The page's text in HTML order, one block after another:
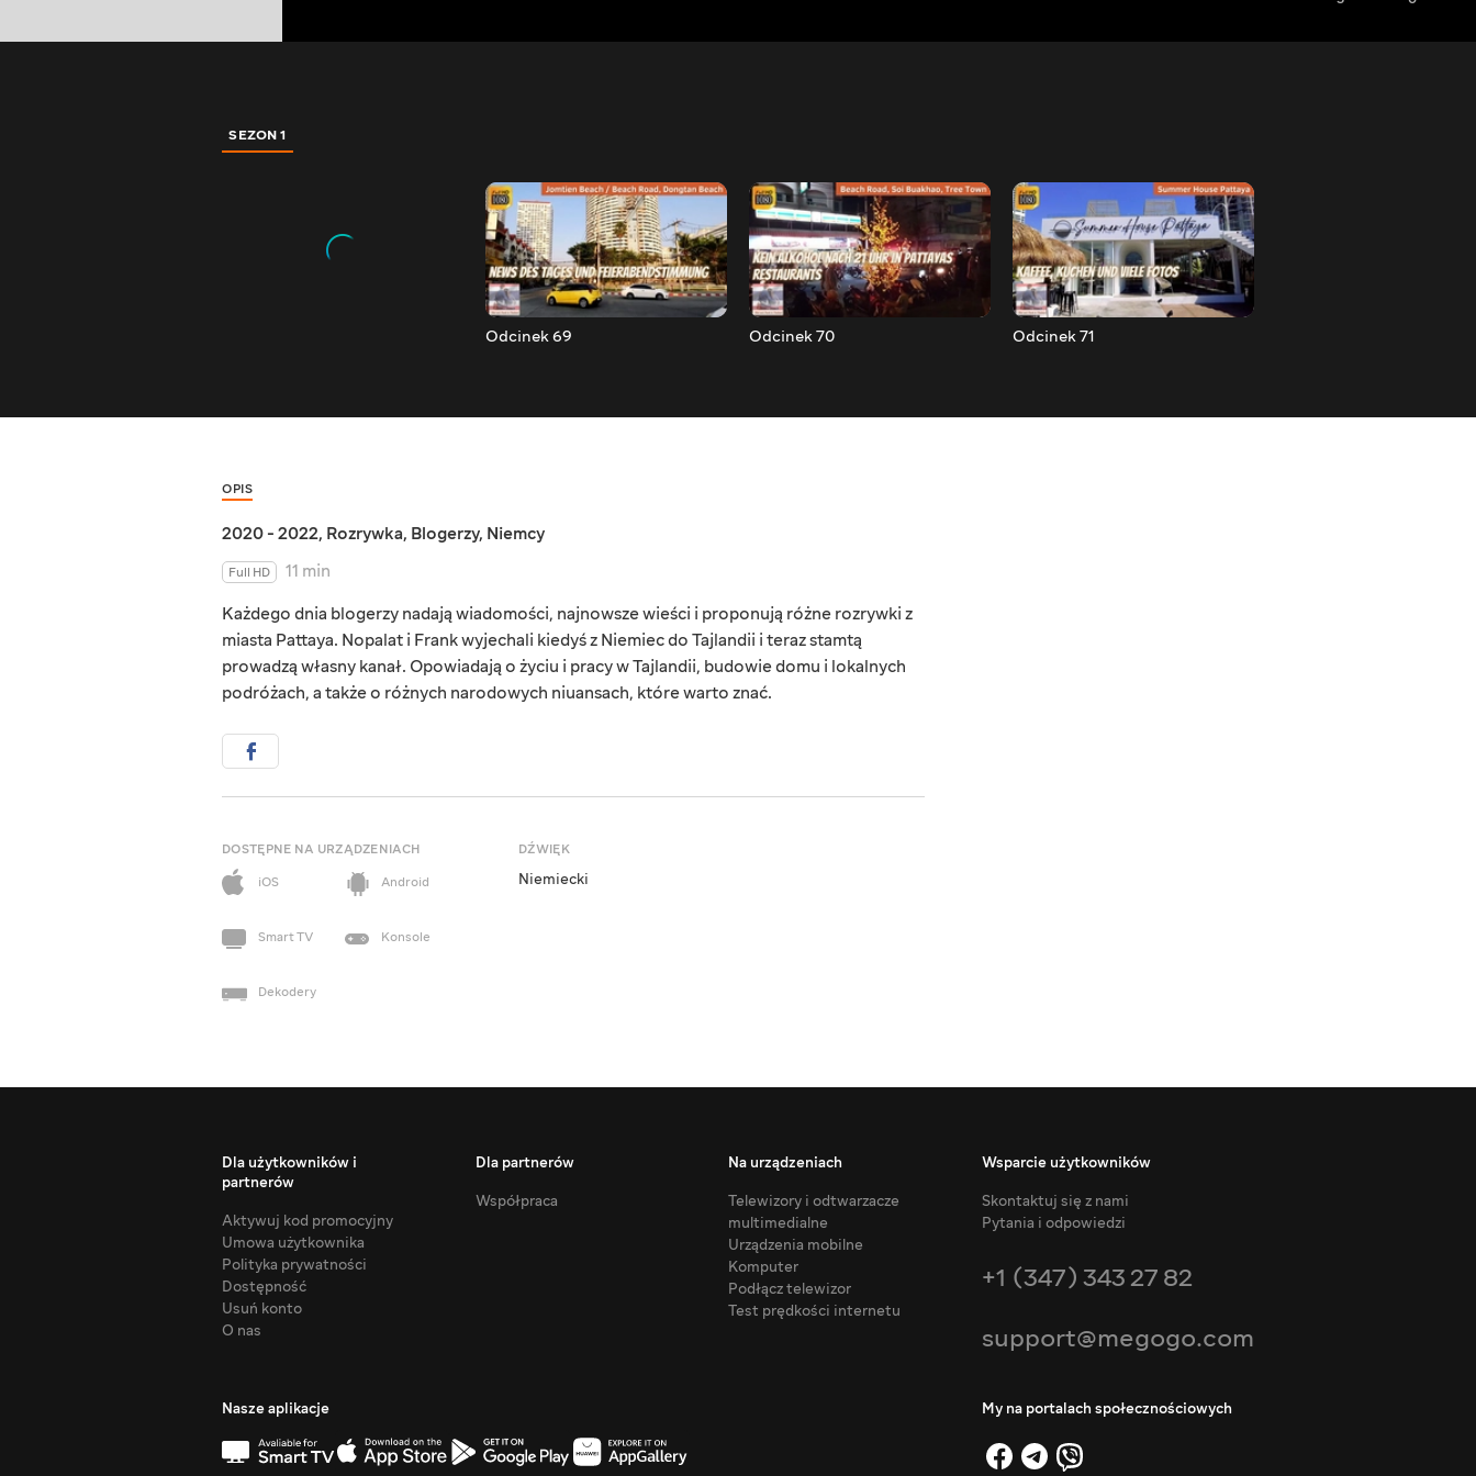
SEZON 1
Odcinek 69 Odcinek 70 Odcinek 71
OPIS
2020 - 2022, Rozrywka, Blogerzy, Niemcy
Full HD
11 min
Każdego dnia blogerzy nadają wiadomości, najnowsze wieści i proponują różne rozrywki z
miasta Pattaya. Nopalat i Frank wyjechali kiedyś z Niemiec do Tajlandii i teraz stamtą
prowadzą własny kanał. Opowiadają o życiu i pracy w Tajlandii, budowie domu i lokalnych
podróżach, a także o różnych narodowych niuansach, które warto znać.
DOSTĘPNE NA URZĄDZENIACH
iOS
Android
Smart TV Konsole
Dekodery
DŹWIĘK
Niemiecki
Dla użytkowników i
partnerów
Aktywuj kod promocyjny
Umowa użytkownika
Polityka prywatności
Dostępność
Usuń konto
O nas
Dla partnerów
Współpraca
Na urządzeniach
Telewizory i odtwarzacze
multimedialne
Urządzenia mobilne
Komputer
Podłącz telewizor
Test prędkości internetu
Wsparcie użytkowników
Skontaktuj się z nami
Pytania i odpowiedzi
+1 (347) 343 27 82
support@megogo.com
Nasze aplikacje My na portalach społecznościowych